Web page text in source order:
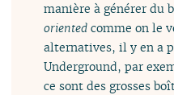
manière à générer du
oriented comme on le
alternatives, il y en a
Underground, par
ce sont des grosses